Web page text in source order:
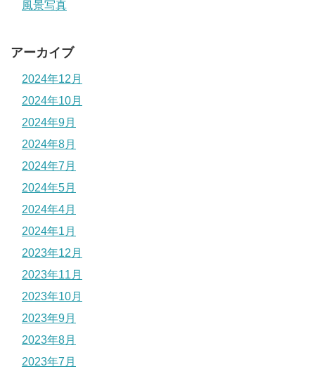
風景写真
アーカイブ
2024年12月
2024年10月
2024年9月
2024年8月
2024年7月
2024年5月
2024年4月
2024年1月
2023年12月
2023年11月
2023年10月
2023年9月
2023年8月
2023年7月